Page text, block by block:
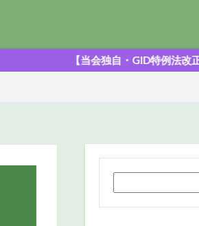
【当会独自・GID特例法改正案】外観要